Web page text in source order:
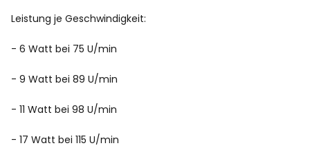
Leistung je Geschwindigkeit:
- 6 Watt bei 75 U/min
- 9 Watt bei 89 U/min
- 11 Watt bei 98 U/min
- 17 Watt bei 115 U/min